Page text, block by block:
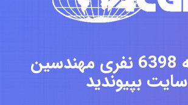
به جامعه 6398 نفری مهندسین
سایت بپیوندید